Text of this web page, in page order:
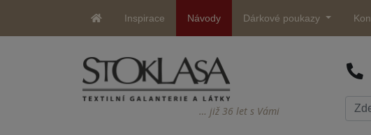
Inspirace Návody Dárkové poukazy
… již 36 let s Vámi